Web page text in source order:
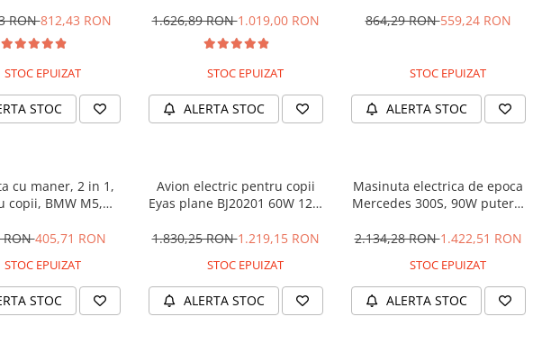
RON812,43 RON
STOC EPUIZAT
STOC
music player, albastru
1.626,89 RON1.019,00 RON
STOC EPUIZAT
ALERTA STOC
864,29 RON559,24 RON
STOC EPUIZAT
ALERTA STOC
cu maner, 2 in 1,
copii, BMW M5,
RON405,71 RON
STOC EPUIZAT
STOC
Avion electric pentru copii
Eyas plane BJ20201 60W 12V,
1.830,25 RON1.219,15 RON
STOC EPUIZAT
ALERTA STOC
Masinuta electrica de epoca
Mercedes 300S, 90W putere,
2.134,28 RON1.422,51 RON
STOC EPUIZAT
ALERTA STOC